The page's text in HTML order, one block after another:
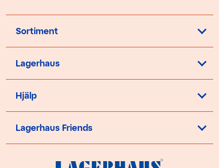
Sortiment
Lagerhaus
Hjälp
Lagerhaus Friends